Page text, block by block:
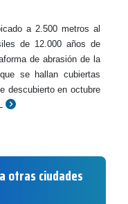
a 2.500 metros al
de 12.000 años de
de abrasión de la
se hallan cubiertas
descubierto en octubre
otras ciudades